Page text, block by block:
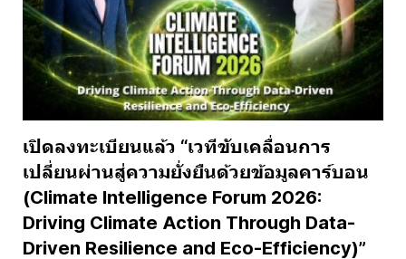
เปิดลงทะเบียนแล้ว “เวทีขับเคลื่อนการ
เปลี่ยนผ่านสู่ความยั่งยืนด้วยข้อมูลคาร์บอน
(Climate Intelligence Forum 2026:
Driving Climate Action Through Data-
Driven Resilience and Eco-Efficiency)”